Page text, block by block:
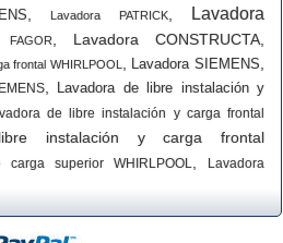
,Lavadora PATRICK,
Lavadora
FAGOR Lavadora CONSTRUCTA
frontal WHIRLPOOL Lavadora SIEMENS
,
Lavadora de libre instalación y
de libre instalación y carga frontal
instalación y carga frontal
carga superior WHIRLPOOL
Lavadora